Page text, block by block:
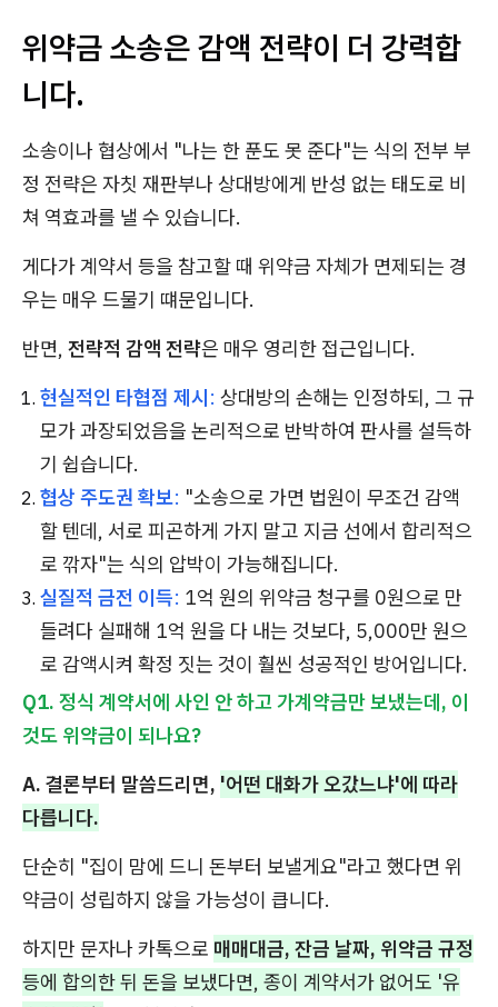
위약금 소송은 감액 전략이 더 강력합
니다.
소송이나 협상에서 "나는 한 푼도 못 준다"는 식의 전부 부
정 전략은 자칫 재판부나 상대방에게 반성 없는 태도로 비
쳐 역효과를 낼 수 있습니다.
게다가 계약서 등을 참고할 때 위약금 자체가 면제되는 경
우는 매우 드물기 떄문입니다.
반면, 전략적 감액 전략은 매우 영리한 접근입니다.
현실적인 타협점 제시: 상대방의 손해는 인정하되, 그 규
모가 과장되었음을 논리적으로 반박하여 판사를 설득하
기 쉽습니다.
협상 주도권 확보: "소송으로 가면 법원이 무조건 감액
할 텐데, 서로 피곤하게 가지 말고 지금 선에서 합리적으
로 깎자"는 식의 압박이 가능해집니다.
실질적 금전 이득: 1억 원의 위약금 청구를 0원으로 만
들려다 실패해 1억 원을 다 내는 것보다, 5,000만 원으
로 감액시켜 확정 짓는 것이 훨씬 성공적인 방어입니다.
Q1. 정식 계약서에 사인 안 하고 가계약금만 보냈는데, 이
것도 위약금이 되나요?
A. 결론부터 말씀드리면, '어떤 대화가 오갔느냐'에 따라
다릅니다.
단순히 "집이 맘에 드니 돈부터 보낼게요"라고 했다면 위
약금이 성립하지 않을 가능성이 큽니다.
하지만 문자나 카톡으로 매매대금, 잔금 날짜, 위약금 규정
등에 합의한 뒤 돈을 보냈다면, 종이 계약서가 없어도 '유